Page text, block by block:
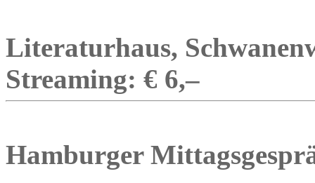
Literaturhaus,
Streaming: € 6,–
Hamburger